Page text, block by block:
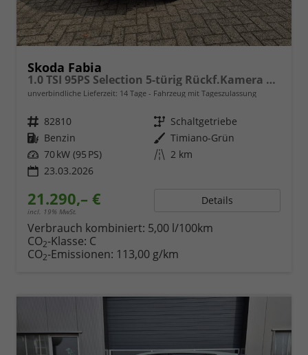
Skoda Fabia
1.0 TSI 95PS Selection 5-türig Rückf.Kamera Parksensoren Sitzheizung Multifunktionslenkrad Klima Skoda-Radio Bluetooth Touchscreen Tempomat Nebelsch. Apple CarPlay + Android Auto
unverbindliche Lieferzeit: 14 Tage Fahrzeug mit Tageszulassung
Fahrzeugnr. 82810 Getriebe Schaltgetriebe
Kraftstoff Benzin Außenfarbe Timiano-Grün
Leistung 70 kW (95 PS) Kilometerstand 2 km
23.03.2026
21.290,– €
incl. 19% MwSt.
Details
Verbrauch kombiniert: 5,00 l/100km
CO2-Klasse: C
CO2-Emissionen: 113,00 g/km